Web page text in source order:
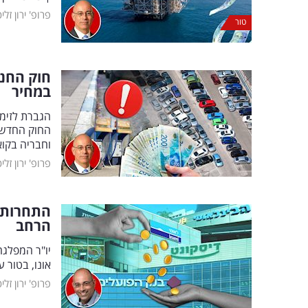
טור
פרופ' ירון
חוק
במחיר
הגברת
החוק החדש
וחבריה
פרופ' ירון
הרחב
יו"ר
אונו,
פרופ' ירון